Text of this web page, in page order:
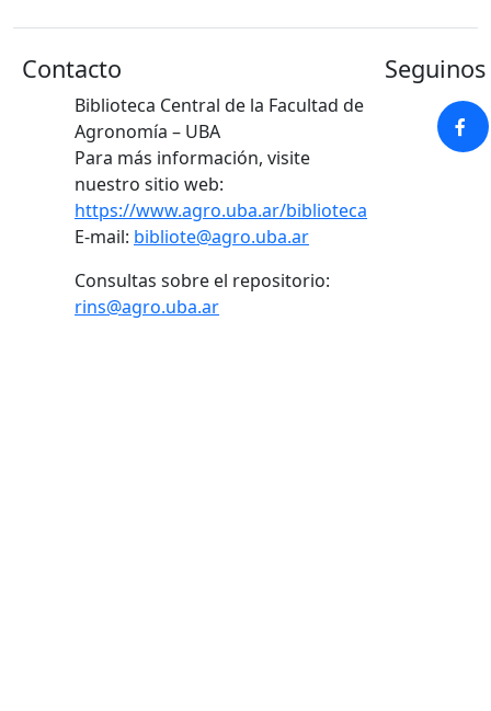
Contacto
Biblioteca Central de la Facultad de
Agronomía – UBA
Para más información, visite
nuestro sitio web:
https://www.agro.uba.ar/biblioteca
E-mail: bibliote@agro.uba.ar
Consultas sobre el repositorio:
rins@agro.uba.ar